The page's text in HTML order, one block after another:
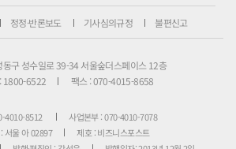
정정·반론보도 기사심의규정 불편신고
동구 성수일로 39-34 서울숲더스페이스 12층
1800-6522
팩스 : 070-4015-8658
4010-8512
사업본부 : 070-4010-7078
서울 아 02897
제호 : 비즈니스포스트